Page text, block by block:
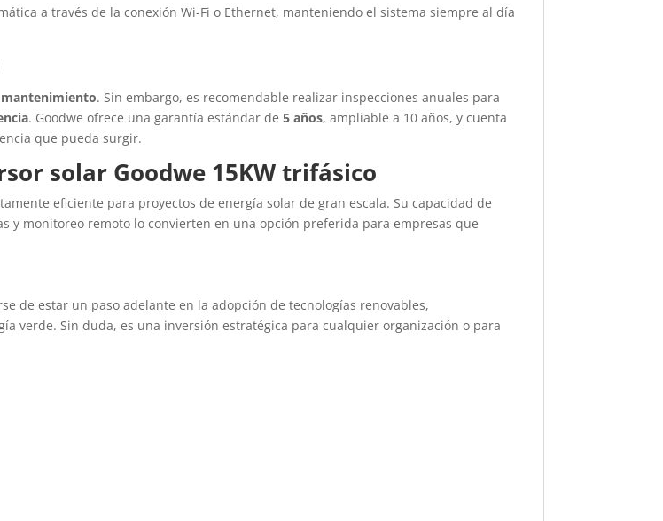
a través de la conexión Wi-Fi o Ethernet, manteniendo el sistema siempre al día
. Sin embargo, es recomendable realizar inspecciones anuales para
. Goodwe ofrece una garantía estándar de5 años, ampliable a 10 años, y cuenta
que pueda surgir.
solar Goodwe 15KW trifásico
eficiente para proyectos de energía solar de gran escala. Su capacidad de
y monitoreo remoto lo convierten en una opción preferida para empresas que
de estar un paso adelante en la adopción de tecnologías renovables,
verde. Sin duda, es una inversión estratégica para cualquier organización o para